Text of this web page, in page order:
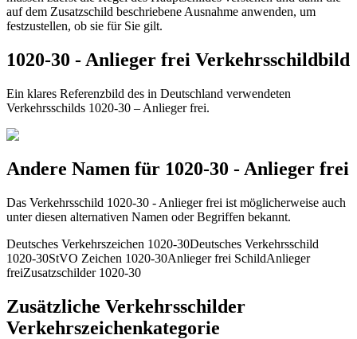
auf dem Zusatzschild beschriebene Ausnahme anwenden, um
festzustellen, ob sie für Sie gilt.
1020-30 - Anlieger frei Verkehrsschildbild
Ein klares Referenzbild des in Deutschland verwendeten
Verkehrsschilds 1020-30 – Anlieger frei.
Andere Namen für 1020-30 - Anlieger frei
Das Verkehrsschild 1020-30 - Anlieger frei ist möglicherweise auch
unter diesen alternativen Namen oder Begriffen bekannt.
Deutsches Verkehrszeichen 1020-30Deutsches Verkehrsschild
1020-30StVO Zeichen 1020-30Anlieger frei SchildAnlieger
freiZusatzschilder 1020-30
Zusätzliche Verkehrsschilder
Verkehrszeichenkategorie